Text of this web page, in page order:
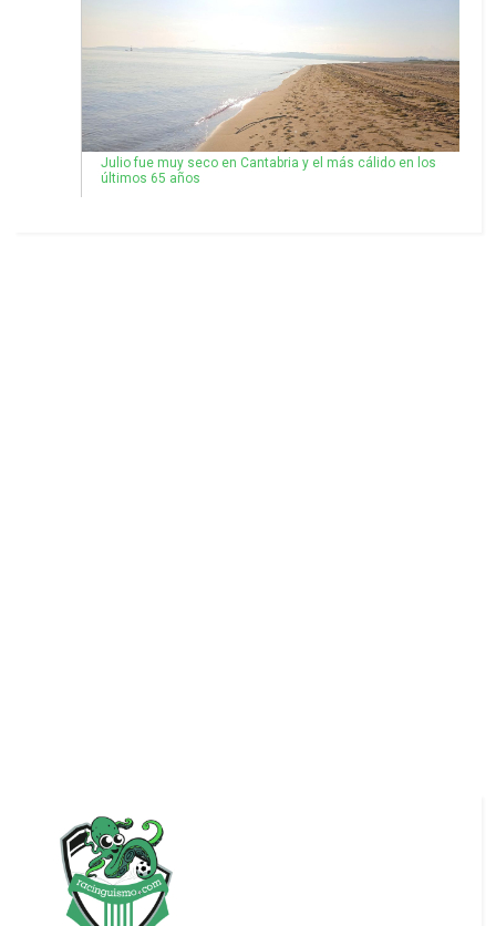
Julio fue muy seco en Cantabria y el más cálido en los
últimos 65 años